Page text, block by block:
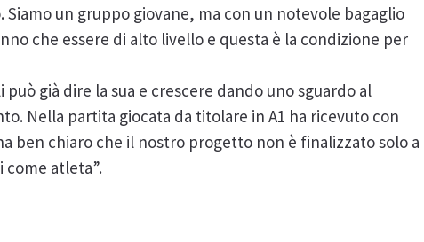
un gruppo giovane, ma con un notevole bagaglio
che essere di alto livello e questa è la condizione per
già dire la sua e crescere dando uno sguardo al
Nella partita giocata da titolare in A1 ha ricevuto con
ben chiaro che il nostro progetto non è finalizzato solo a
come atleta”.